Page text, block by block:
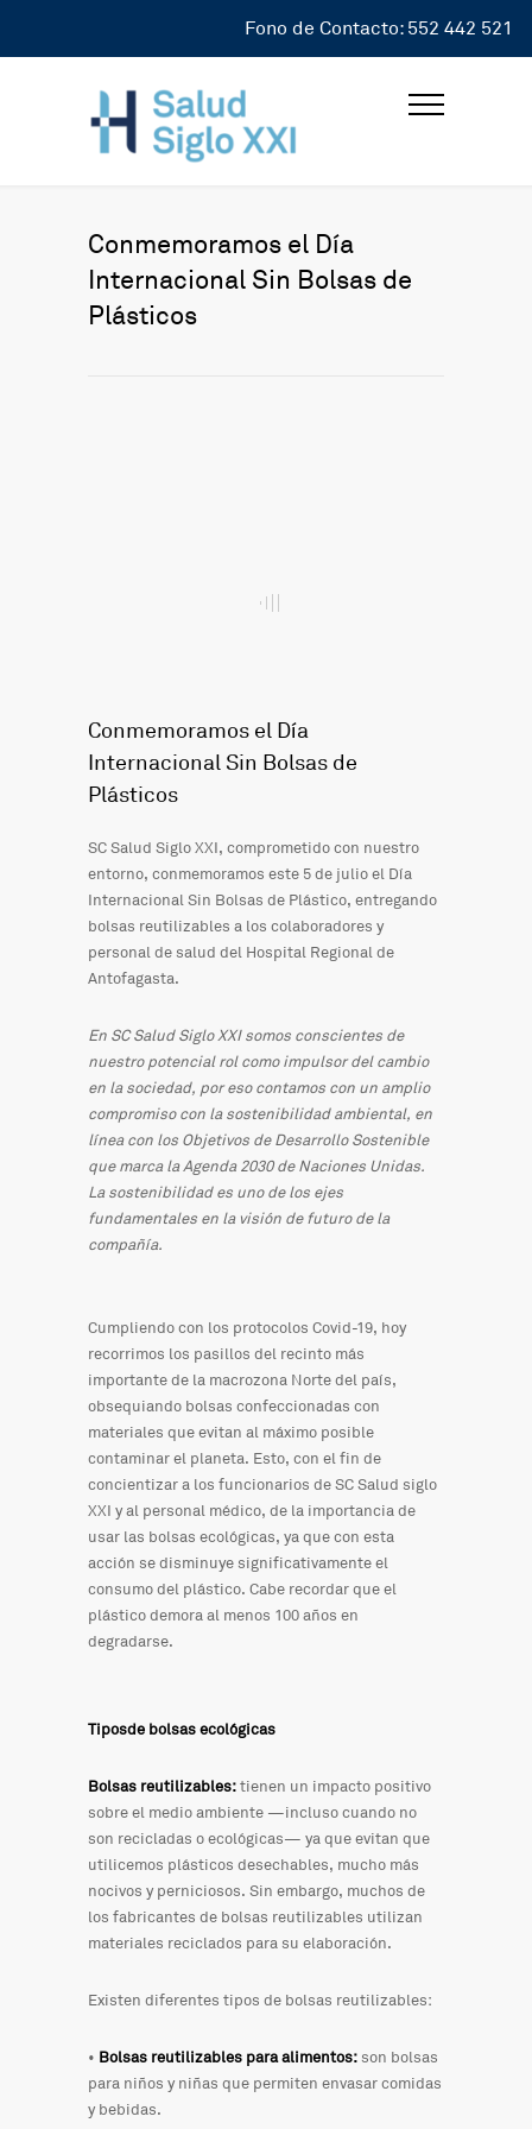
Fono de Contacto: 552 442 521
Conmemoramos el Día
Internacional Sin Bolsas de
Plásticos
Conmemoramos el Día
Internacional Sin Bolsas de
Plásticos
SC Salud Siglo XXI, comprometido con nuestro
entorno, conmemoramos este 5 de julio el Día
Internacional Sin Bolsas de Plástico, entregando
bolsas reutilizables a los colaboradores y
personal de salud del Hospital Regional de
Antofagasta.
En SC Salud Siglo XXI somos conscientes de
nuestro potencial rol como impulsor del cambio
en la sociedad, por eso contamos con un amplio
compromiso con la sostenibilidad ambiental, en
línea con los Objetivos de Desarrollo Sostenible
que marca la Agenda 2030 de Naciones Unidas.
La sostenibilidad es uno de los ejes
fundamentales en la visión de futuro de la
compañía.
Cumpliendo con los protocolos Covid-19, hoy
recorrimos los pasillos del recinto más
importante de la macrozona Norte del país,
obsequiando bolsas confeccionadas con
materiales que evitan al máximo posible
contaminar el planeta. Esto, con el fin de
concientizar a los funcionarios de SC Salud siglo
XXI y al personal médico, de la importancia de
usar las bolsas ecológicas, ya que con esta
acción se disminuye significativamente el
consumo del plástico. Cabe recordar que el
plástico demora al menos 100 años en
degradarse.
Tiposde bolsas ecológicas
Bolsas reutilizables:tienen un impacto positivo
sobre el medio ambiente —incluso cuando no
son recicladas o ecológicas— ya que evitan que
utilicemos plásticos desechables, mucho más
nocivos y perniciosos. Sin embargo, muchos de
los fabricantes de bolsas reutilizables utilizan
materiales reciclados para su elaboración.
Existen diferentes tipos de bolsas reutilizables:
• Bolsas reutilizables para alimentos:son bolsas
para niños y niñas que permiten envasar comidas
y bebidas.